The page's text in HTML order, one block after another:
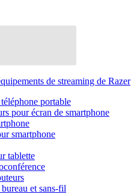
de streaming de Razer
portable
pour écran de smartphone
smartphone
tablette
et sans-fil